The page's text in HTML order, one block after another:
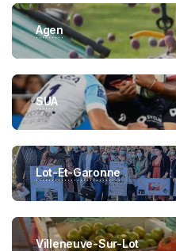
Agen
SUA
Lot-Et-Garonne
Villeneuve-Sur-Lot